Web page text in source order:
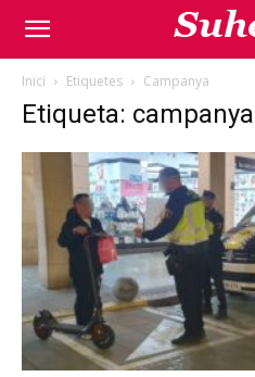
Inici Etiquetes Campanya
Etiqueta: campanya